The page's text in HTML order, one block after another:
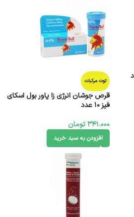
توت مرکبات
قرص جوشان انرژی زا پاور بول اسکای
فیز 10 عدد
341.000تومان
افزودن به سبد خرید